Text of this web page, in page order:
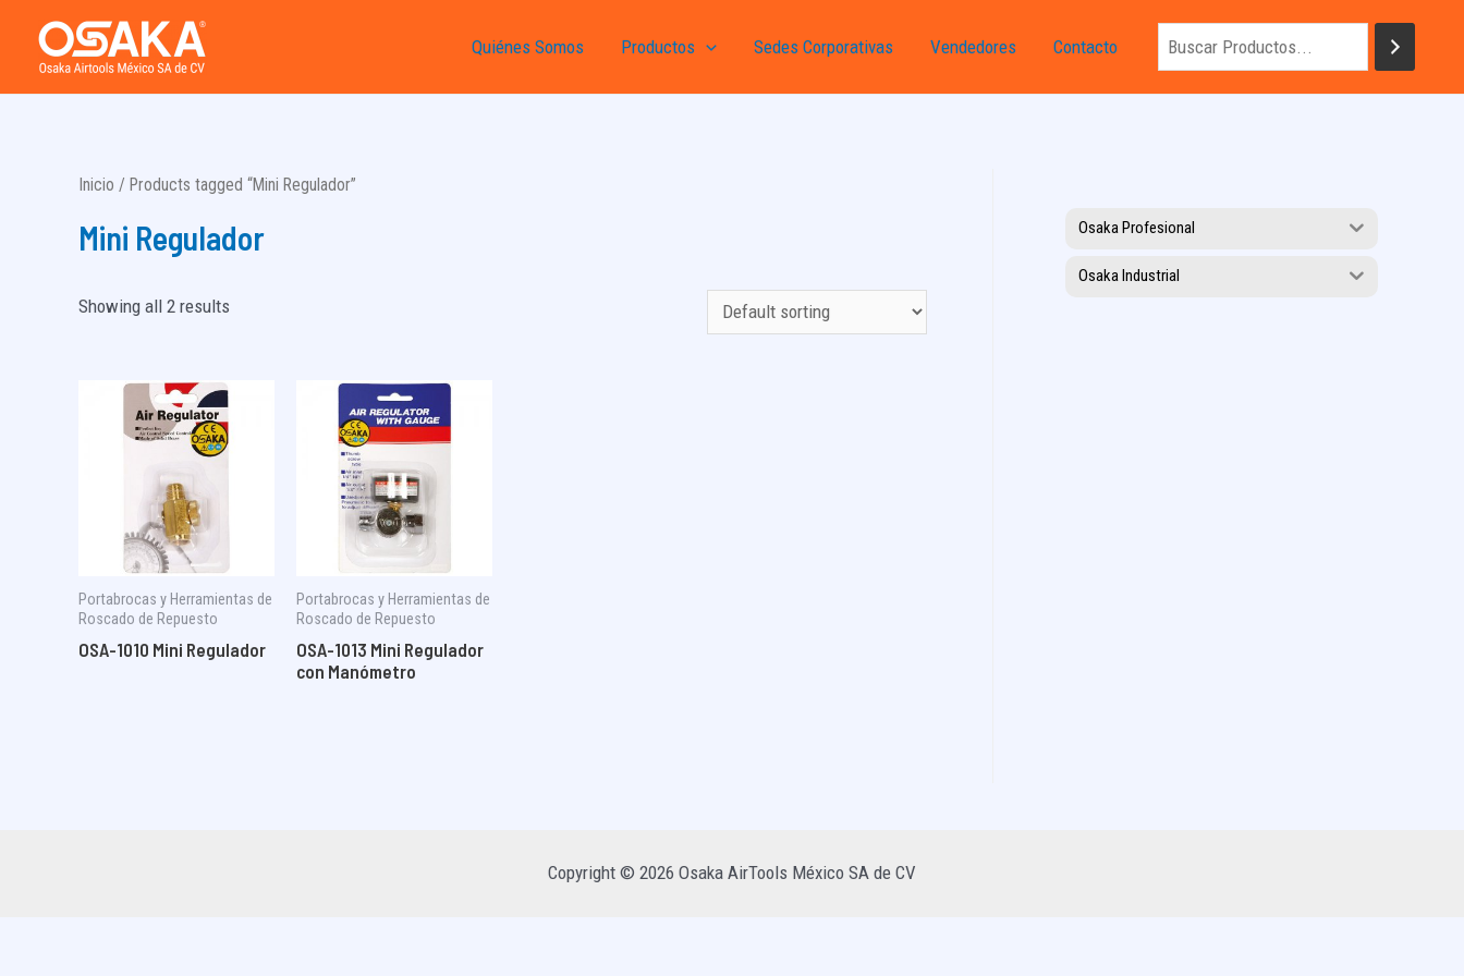
Quiénes Somos Productos Sedes Corporativas Vendedores Contacto
Inicio / Products tagged “Mini Regulador”
Mini Regulador
Showing all 2 results
Portabrocas y Herramientas de
Roscado de Repuesto
OSA-1010 Mini Regulador
Portabrocas y Herramientas de
Roscado de Repuesto
OSA-1013 Mini Regulador
con Manómetro
Osaka Profesional
Osaka Industrial
Copyright © 2026 Osaka AirTools México SA de CV